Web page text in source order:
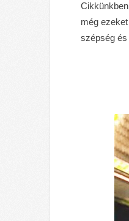
még
szépség